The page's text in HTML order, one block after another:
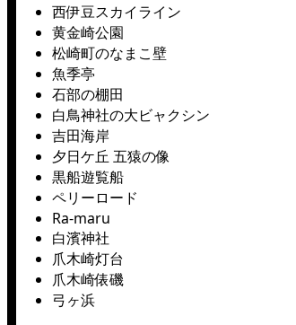
西伊豆スカイライン
黄金崎公園
松崎町のなまこ壁
魚季亭
石部の棚田
白鳥神社の大ビャクシン
吉田海岸
夕日ケ丘 五猿の像
黒船遊覧船
ペリーロード
Ra-maru
白濱神社
爪木崎灯台
爪木崎俵磯
弓ヶ浜